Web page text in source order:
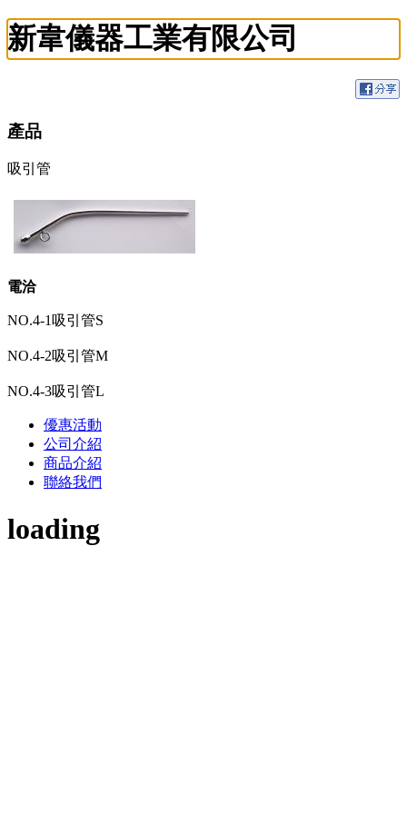
新韋儀器工業有限公司
產品
吸引管
電洽
NO.4-1吸引管S
NO.4-2吸引管M
NO.4-3吸引管L
優惠活動
公司介紹
商品介紹
聯絡我們
loading